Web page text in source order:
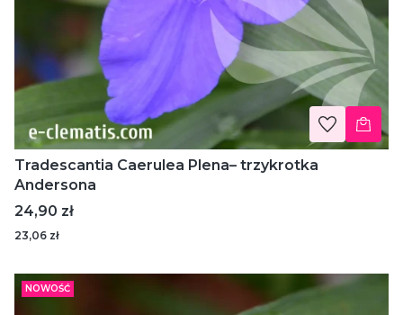
Tradescantia Caerulea Plena– trzykrotka
Andersona
Cena
24,90 zł
23,06 zł
NOWOŚĆ